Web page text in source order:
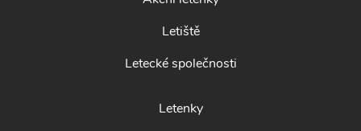
Letiště
Letecké společnosti
Letenky